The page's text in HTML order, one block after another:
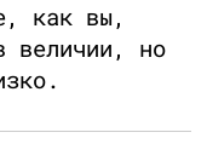
как вы,
величии, но